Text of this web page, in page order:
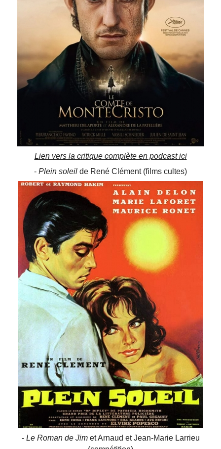
Lien vers la critique complète en podcast ici
- Plein soleil de René Clément (films cultes)
- Le Roman de Jimet Arnaud et Jean-Marie Larrieu